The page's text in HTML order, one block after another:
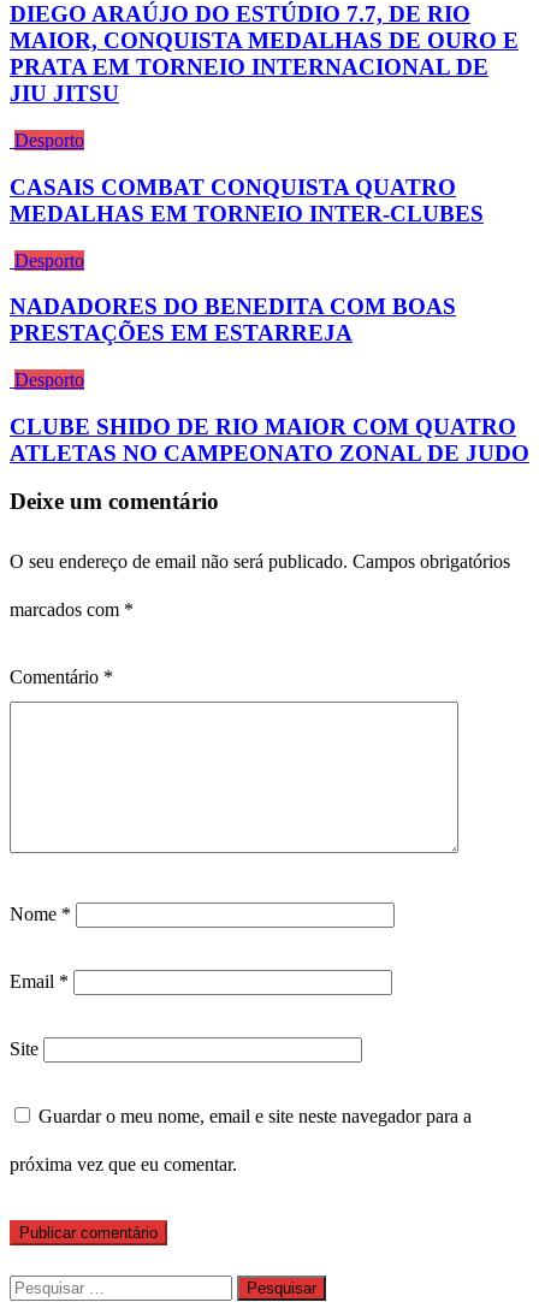
DIEGO ARAÚJO DO ESTÚDIO 7.7, DE RIO
MAIOR, CONQUISTA MEDALHAS DE OURO E
PRATA EM TORNEIO INTERNACIONAL DE
JIU JITSU
Desporto
CASAIS COMBAT CONQUISTA QUATRO
MEDALHAS EM TORNEIO INTER-CLUBES
Desporto
NADADORES DO BENEDITA COM BOAS
PRESTAÇÕES EM ESTARREJA
Desporto
CLUBE SHIDO DE RIO MAIOR COM QUATRO
ATLETAS NO CAMPEONATO ZONAL DE JUDO
Deixe um comentário
O seu endereço de email não será publicado. Campos obrigatórios
marcados com *
Comentário *
Nome *
Email *
Site
Guardar o meu nome, email e site neste navegador para a
próxima vez que eu comentar.
Pesquisar